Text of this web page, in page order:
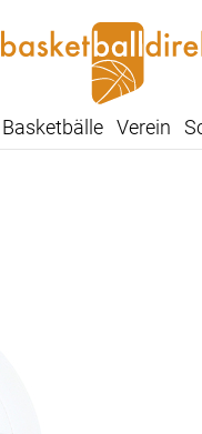
Basketbälle Verein